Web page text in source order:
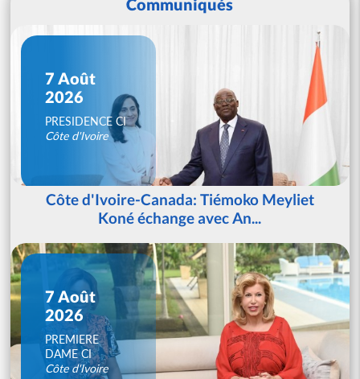
Communiqués
7 Août
2026
PRESIDENCE CI
Côte d'Ivoire
Côte d'Ivoire-Canada: Tiémoko Meyliet
Koné échange avec An...
7 Août
2026
PREMIERE
DAME CI
Côte d'Ivoire